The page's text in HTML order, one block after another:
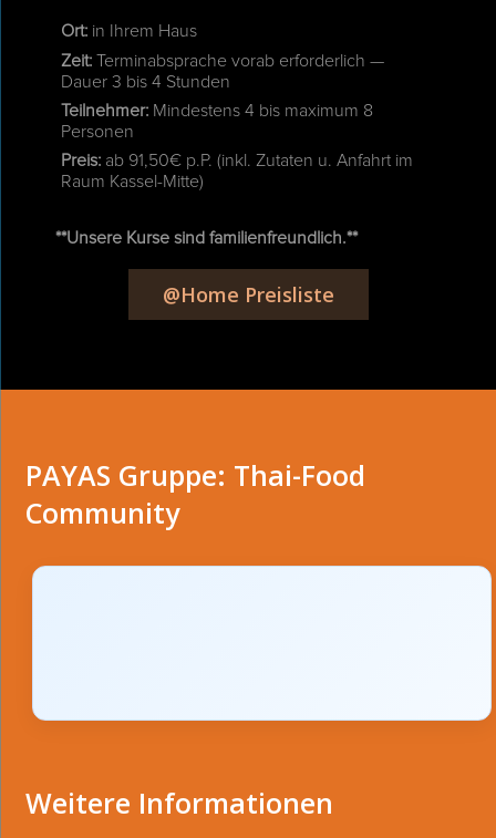
Ort: in Ihrem Haus
Zeit:Terminabsprache vorab erforderlich —
Dauer 3 bis 4 Stunden
Teilnehmer: Mindestens 4 bis maximum 8
Personen
Preis: ab 91,50€ p.P. (inkl. Zutaten u. Anfahrt im
Raum Kassel-Mitte)
**Unsere Kurse sind familienfreundlich.**
@Home Preisliste
PAYAS Gruppe: Thai-Food
Community
Weitere Informationen